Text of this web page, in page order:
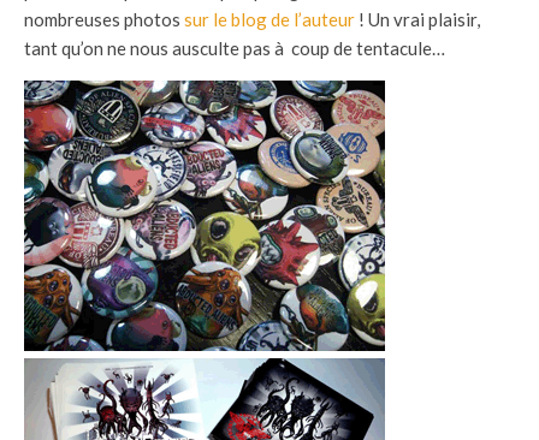
nombreuses photos sur le blog de l’auteur ! Un vrai plaisir,
tant qu’on ne nous ausculte pas à coup de tentacule…